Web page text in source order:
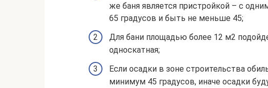
же баня является пристройкой – с
65 градусов и быть не меньше 45;
Для бани площадью более 12 м2
односкатная;
Если осадки в зоне строительства
минимум 45 градусов, иначе осадки